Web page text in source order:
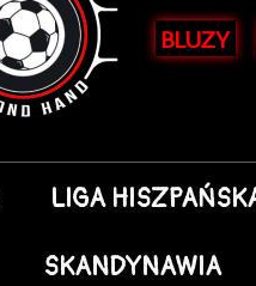
BLUZY
LIGA
SKANDYNAWIA